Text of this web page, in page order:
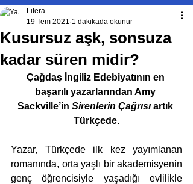
Kusursuz aşk, sonsuza
kadar süren midir?
Litera
19 Tem 2021 1 dakikada okunur
Çağdaş İngiliz Edebiyatının en
başarılı yazarlarından Amy
Sackville’in Sirenlerin Çağrısı artık
Türkçede.
Yazar, Türkçede ilk kez yayımlanan
romanında, orta yaşlı bir akademisyenin
genç öğrencisiyle yaşadığı evlilikle